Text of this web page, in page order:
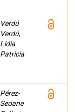
Verdú
Verdú,
Lidia
Patricia
Pérez-
Seoane